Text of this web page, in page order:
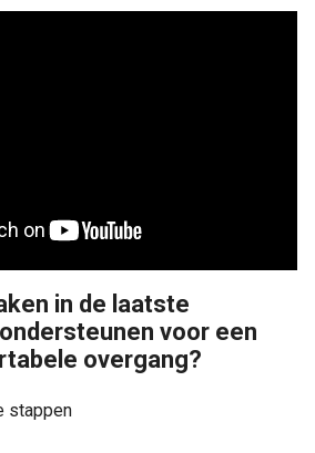
in de laatste
voor een
overgang?
stappen